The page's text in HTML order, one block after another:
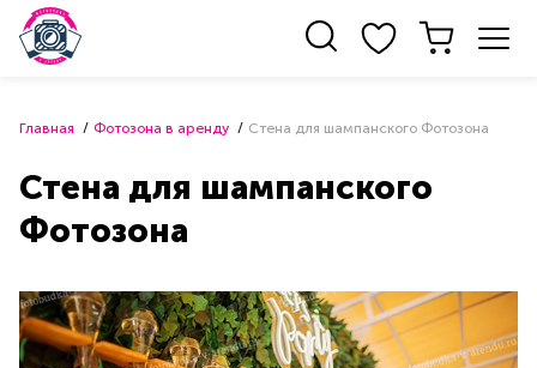
Главная Фотозона в аренду Стена для шампанского Фотозона
Стена для шампанского
Фотозона